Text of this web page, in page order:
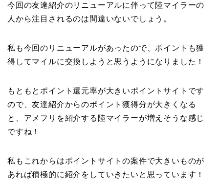
今回の友達紹介のリニューアルに伴って陸マイラーの
人から注目されるのは間違いないでしょう。
私も今回のリニューアルがあったので、ポイントも獲
得してマイルに交換しようと思うようになりました！
もともとポイント還元率が大きいポイントサイトです
ので、友達紹介からのポイント獲得分が大きくなる
と、アメフリを紹介する陸マイラーが増えそうな感じ
ですね！
私もこれからはポイントサイトの案件で大きいものが
あれば積極的に紹介をしていきたいと思っています！